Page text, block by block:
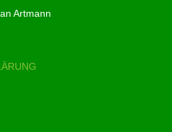
Artmann